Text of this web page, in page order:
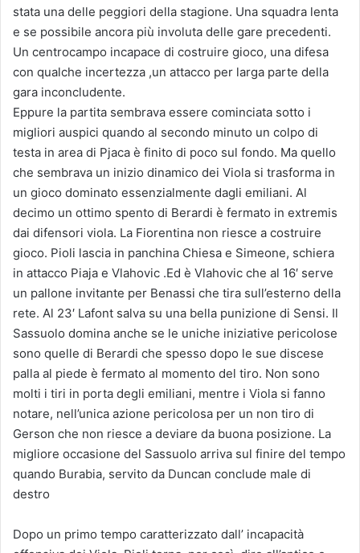
stata una delle peggiori della stagione. Una squadra lenta
e se possibile ancora più involuta delle gare precedenti.
Un centrocampo incapace di costruire gioco, una difesa
con qualche incertezza ,un attacco per larga parte della
gara inconcludente.
Eppure la partita sembrava essere cominciata sotto i
migliori auspici quando al secondo minuto un colpo di
testa in area di Pjaca è finito di poco sul fondo. Ma quello
che sembrava un inizio dinamico dei Viola si trasforma in
un gioco dominato essenzialmente dagli emiliani. Al
decimo un ottimo spento di Berardi è fermato in extremis
dai difensori viola. La Fiorentina non riesce a costruire
gioco. Pioli lascia in panchina Chiesa e Simeone, schiera
in attacco Piaja e Vlahovic .Ed è Vlahovic che al 16′ serve
un pallone invitante per Benassi che tira sull’esterno della
rete. Al 23′ Lafont salva su una bella punizione di Sensi. Il
Sassuolo domina anche se le uniche iniziative pericolose
sono quelle di Berardi che spesso dopo le sue discese
palla al piede è fermato al momento del tiro. Non sono
molti i tiri in porta degli emiliani, mentre i Viola si fanno
notare, nell’unica azione pericolosa per un non tiro di
Gerson che non riesce a deviare da buona posizione. La
migliore occasione del Sassuolo arriva sul finire del tempo
quando Burabia, servito da Duncan conclude male di
destro
Dopo un primo tempo caratterizzato dall’ incapacità